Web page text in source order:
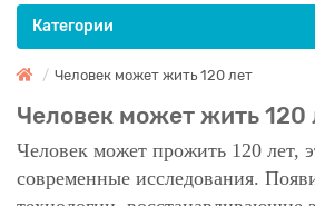
Категории
Человек может жить 120 лет
Человек может жить 120
Человек может прожить 120 лет,
современные исследования.